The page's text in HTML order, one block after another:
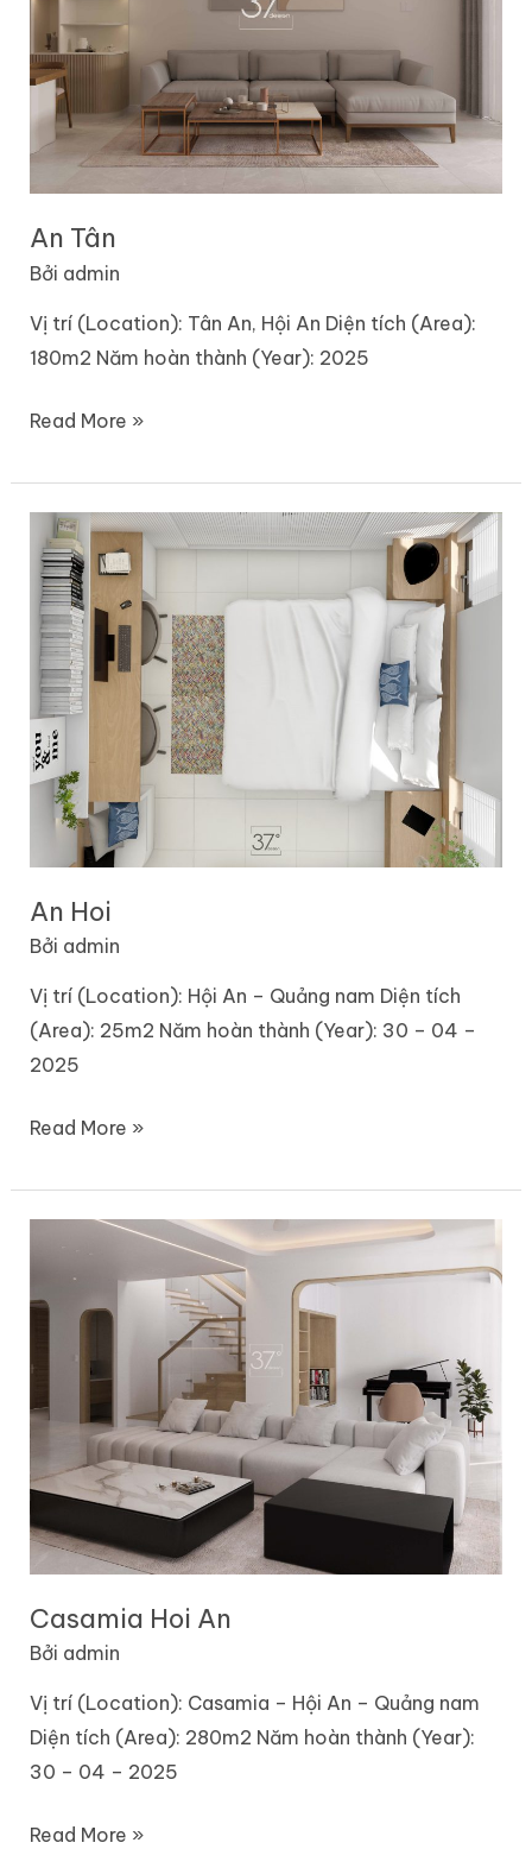
An Tân
Bởi admin
Vị trí (Location): Tân An, Hội An Diện tích (Area):
180m2 Năm hoàn thành (Year): 2025
Read More »
An Hoi
Bởi admin
Vị trí (Location): Hội An – Quảng nam Diện tích
(Area): 25m2 Năm hoàn thành (Year): 30 – 04 –
2025
Hoi
Read More »
Casamia Hoi An
Bởi admin
Vị trí (Location): Casamia – Hội An – Quảng nam
Diện tích (Area): 280m2 Năm hoàn thành (Year):
30 – 04 – 2025
An
Read More »